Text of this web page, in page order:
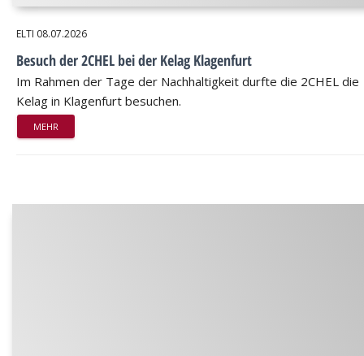
ELTI 08.07.2026
Besuch der 2CHEL bei der Kelag Klagenfurt
Im Rahmen der Tage der Nachhaltigkeit durfte die 2CHEL die
Kelag in Klagenfurt besuchen.
MEHR